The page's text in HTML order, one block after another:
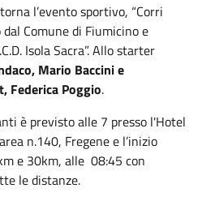
l’evento sportivo, “Corri
Comune di Fiumicino e
Isola Sacra”. Allo starter
Mario Baccini e
Federica Poggio.
è previsto alle 7 presso l'Hotel
n.140, Fregene e l’inizio
e 30km, alle 08:45 con
le distanze.